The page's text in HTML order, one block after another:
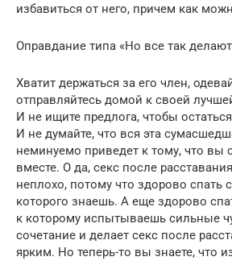
избавиться от него, причем как
Оправдание типа «Но все так
Хватит держаться за его член,
отправляйтесь домой к своей
И не ищите предлога, чтобы
И не думайте, что вся эта
неминуемо приведет к тому, что вы
вместе. О да, секс после
неплохо, потому что здорово спать
которого знаешь. А еще здорово
к которому испытываешь сильные
сочетание и делает секс после
ярким. Но теперь-то вы знаете, что